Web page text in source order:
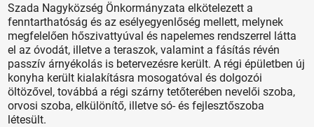
Szada Nagyközség Önkormányzata elkötelezett a
fenntarthatóság és az esélyegyenlőség mellett, melynek
megfelelően hőszivattyúval és napelemes rendszerrel látta
el az óvodát, illetve a teraszok, valamint a fásítás révén
passzív árnyékolás is betervezésre került. A régi épületben új
konyha került kialakításra mosogatóval és dolgozói
öltözővel, továbbá a régi szárny tetőterében nevelői szoba,
orvosi szoba, elkülönítő, illetve só- és fejlesztőszoba
létesült.